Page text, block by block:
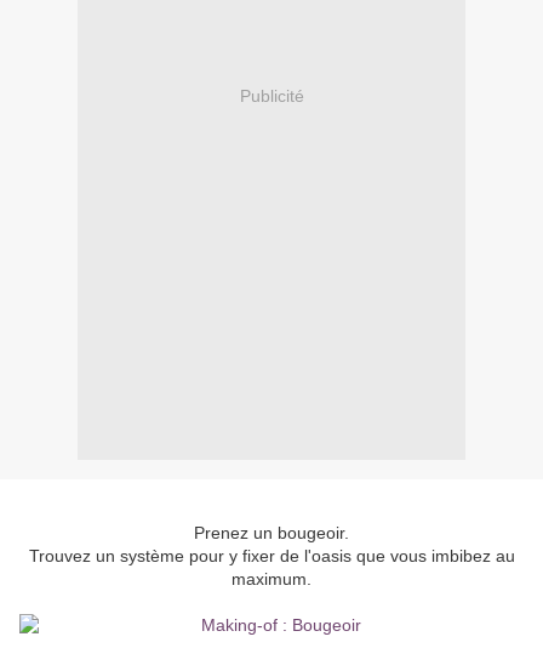
Publicité
Prenez un bougeoir.
Trouvez un système pour y fixer de l'oasis que vous imbibez au
maximum.